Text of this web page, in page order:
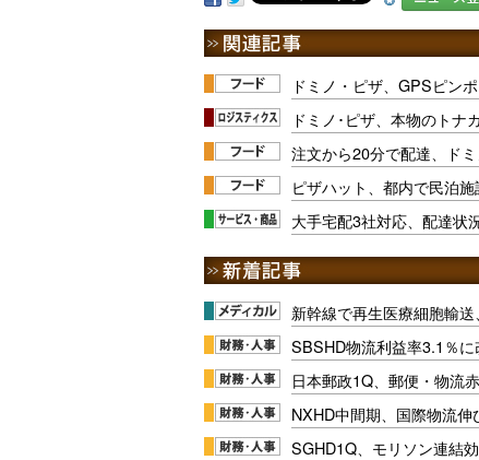
ドミノ・ピザ、GPSピン
ドミノ･ピザ、本物のトナ
注文から20分で配達、ド
ピザハット、都内で民泊
大手宅配3社対応、配達状
新幹線で再生医療細胞輸
SBSHD物流利益率3.1％
日本郵政1Q、郵便・物流
NXHD中間期、国際物流
SGHD1Q、モリソン連結